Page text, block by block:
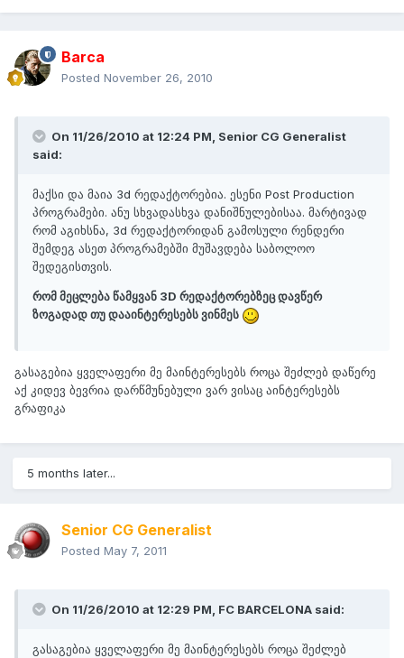
Barca
Posted November 26, 2010
On 11/26/2010 at 12:24 PM, Senior CG Generalist
said:
მაქსი და მაია 3d რედაქტორებია. ესენი Post Production
პროგრამები. ანუ სხვადასხვა დანიშნულებისაა. მარტივად
რომ აგიხსნა, 3d რედაქტორიდან გამოსული რენდერი
შემდეგ ასეთ პროგრამებში მუშავდება საბოლოო
შედეგისთვის.
რომ მეცლება წამყვან 3D რედაქტორებზეც დავწერ
ზოგადად თუ დააინტერესებს ვინმეს
გასაგებია ყველაფერი მე მაინტერესებს როცა შეძლებ დაწერე
აქ კიდევ ბევრია დარწმუნებული ვარ ვისაც აინტერესებს
გრაფიკა
5 months later...
Senior CG Generalist
Posted May 7, 2011
On 11/26/2010 at 12:29 PM, FC BARCELONA said:
გასაგებია ყველაფერი მე მაინტერესებს როცა შეძლებ